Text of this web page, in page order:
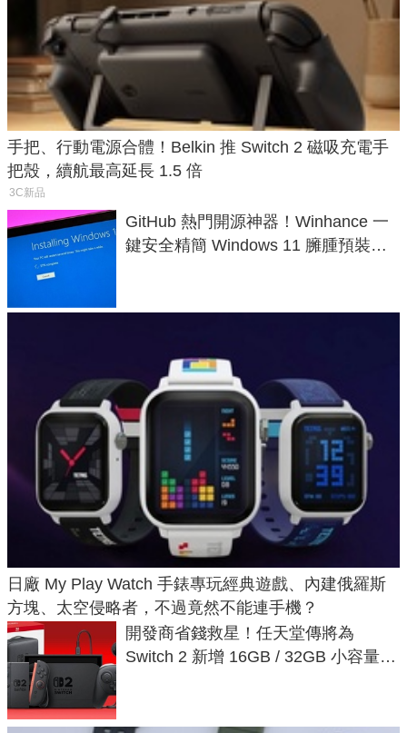
手把、行動電源合體！Belkin 推 Switch 2 磁吸充電手
把殼，續航最高延長 1.5 倍
3C新品
GitHub 熱門開源神器！Winhance 一
鍵安全精簡 Windows 11 臃腫預裝軟
日廠 My Play Watch 手錶專玩經典遊戲、內建俄羅斯
方塊、太空侵略者，不過竟然不能連手機？
開發商省錢救星！任天堂傳將為
Switch 2 新增 16GB / 32GB 小容量遊